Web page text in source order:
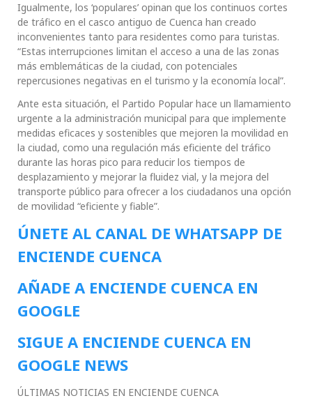
Igualmente, los ‘populares’ opinan que los continuos cortes
de tráfico en el casco antiguo de Cuenca han creado
inconvenientes tanto para residentes como para turistas.
“Estas interrupciones limitan el acceso a una de las zonas
más emblemáticas de la ciudad, con potenciales
repercusiones negativas en el turismo y la economía local”.
Ante esta situación, el Partido Popular hace un llamamiento
urgente a la administración municipal para que implemente
medidas eficaces y sostenibles que mejoren la movilidad en
la ciudad, como una regulación más eficiente del tráfico
durante las horas pico para reducir los tiempos de
desplazamiento y mejorar la fluidez vial, y la mejora del
transporte público para ofrecer a los ciudadanos una opción
de movilidad “eficiente y fiable”.
ÚNETE AL CANAL DE WHATSAPP DE
ENCIENDE CUENCA
AÑADE A ENCIENDE CUENCA EN
GOOGLE
SIGUE A ENCIENDE CUENCA EN
GOOGLE NEWS
ÚLTIMAS NOTICIAS EN ENCIENDE CUENCA